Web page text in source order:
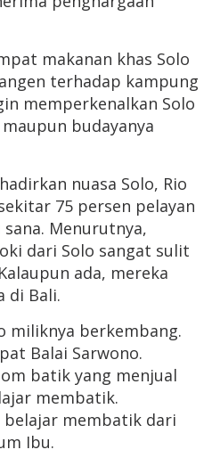
makanan khas Solo
terhadap kampung
memperkenalkan Solo
budayanya
nuasa Solo, Rio
75 persen pelayan
Menurutnya,
dari Solo sangat sulit
ada, mereka
di Bali.
miliknya berkembang.
Balai Sarwono.
batik yang menjual
membatik.
belajar membatik dari
Ibu.